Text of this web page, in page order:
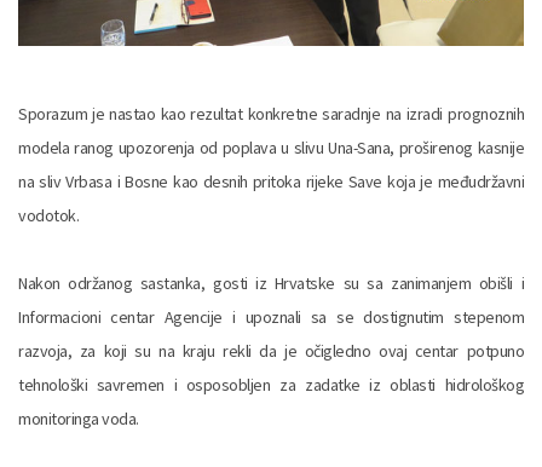
Sporazum je nastao kao rezultat konkretne saradnje na izradi prognoznih
modela ranog upozorenja od poplava u slivu Una-Sana, proširenog kasnije
na sliv Vrbasa i Bosne kao desnih pritoka rijeke Save koja je međudržavni
vodotok.
Nakon održanog sastanka, gosti iz Hrvatske su sa zanimanjem obišli i
Informacioni centar Agencije i upoznali sa se dostignutim stepenom
razvoja, za koji su na kraju rekli da je očigledno ovaj centar potpuno
tehnološki savremen i osposobljen za zadatke iz oblasti hidrološkog
monitoringa voda.